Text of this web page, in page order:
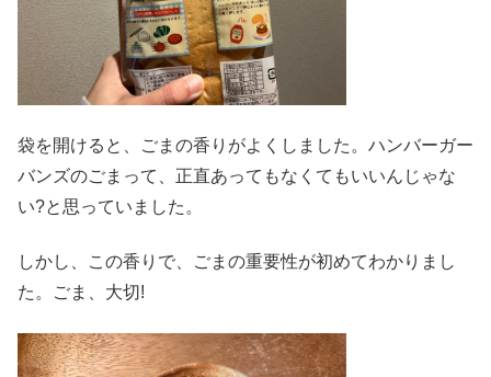
袋を開けると、ごまの香りがよくしました。ハンバーガー
バンズのごまって、正直あってもなくてもいいんじゃな
い?と思っていました。
しかし、この香りで、ごまの重要性が初めてわかりまし
た。ごま、大切!